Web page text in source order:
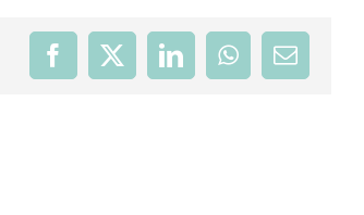
Facebook
X LinkedInWhatsApp
E-